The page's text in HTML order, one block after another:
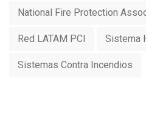
National Fire Protection
Red LATAM PCI Sistema
Sistemas Contra Incendios